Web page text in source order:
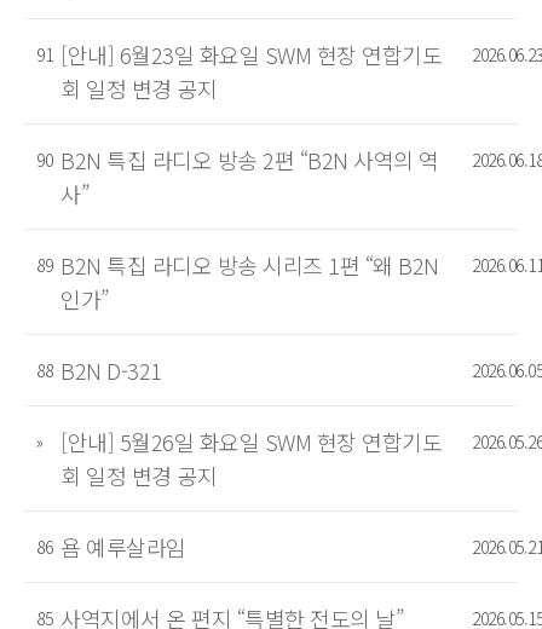
91 [안내] 6월23일 화요일 SWM 현장 연합기도
회 일정 변경 공지
2026.06.23
90 B2N 특집 라디오 방송 2편 “B2N 사역의 역
사”
2026.06.18
89 B2N 특집 라디오 방송 시리즈 1편 “왜 B2N
인가”
2026.06.11
88 B2N D-321 2026.06.05
»
[안내] 5월26일 화요일 SWM 현장 연합기도
회 일정 변경 공지
2026.05.26
86 욤 예루살라임 2026.05.21
85 사역지에서 온 편지 “특별한 전도의 날” 2026.05.15